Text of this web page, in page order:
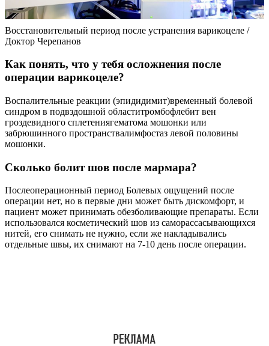
Восстановительный период после устранения варикоцеле /
Доктор Черепанов
Как понять, что у тебя осложнения после
операции варикоцеле?
Воспалительные реакции (эпидидимит)временный болевой
синдром в подвздошной областитромбофлебит вен
гроздевидного сплетениягематома мошонки или
забрюшинного пространствалимфостаз левой половины
мошонки.
Сколько болит шов после мармара?
Послеоперационный период Болевых ощущений после
операции нет, но в первые дни может быть дискомфорт, и
пациент может принимать обезболивающие препараты. Если
использовался косметический шов из саморассасывающихся
нитей, его снимать не нужно, если же накладывались
отдельные швы, их снимают на 7-10 день после операции.